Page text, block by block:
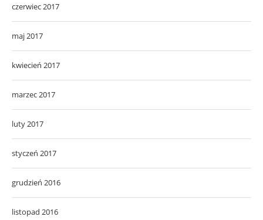
czerwiec 2017
maj 2017
kwiecień 2017
marzec 2017
luty 2017
styczeń 2017
grudzień 2016
listopad 2016